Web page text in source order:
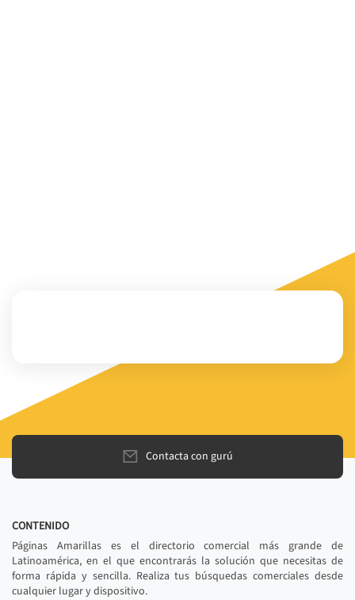
Contacta con gurú
CONTENIDO
Páginas Amarillas es el directorio comercial más grande de
Latinoamérica, en el que encontrarás la solución que necesitas de
forma rápida y sencilla. Realiza tus búsquedas comerciales desde
cualquier lugar y dispositivo.